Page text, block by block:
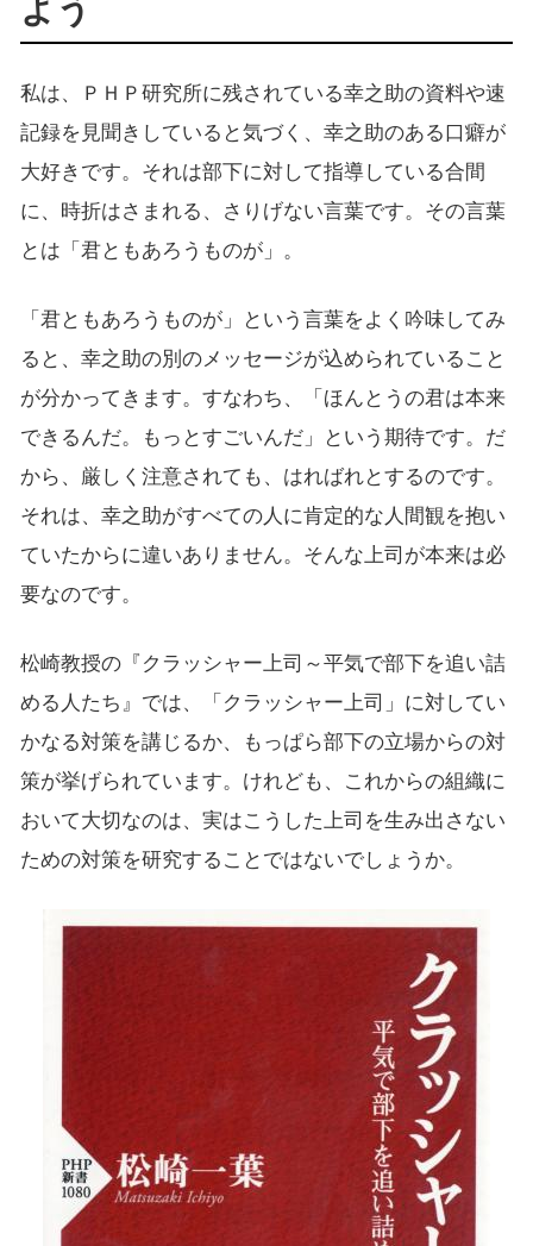
よう
私は、ＰＨＰ研究所に残されている幸之助の資料や速
記録を見聞きしていると気づく、幸之助のある口癖が
大好きです。それは部下に対して指導している合間
に、時折はさまれる、さりげない言葉です。その言葉
とは「君ともあろうものが」。
「君ともあろうものが」という言葉をよく吟味してみ
ると、幸之助の別のメッセージが込められていること
が分かってきます。すなわち、「ほんとうの君は本来
できるんだ。もっとすごいんだ」という期待です。だ
から、厳しく注意されても、はればれとするのです。
それは、幸之助がすべての人に肯定的な人間観を抱い
ていたからに違いありません。そんな上司が本来は必
要なのです。
松崎教授の『クラッシャー上司～平気で部下を追い詰
める人たち』では、「クラッシャー上司」に対してい
かなる対策を講じるか、もっぱら部下の立場からの対
策が挙げられています。けれども、これからの組織に
おいて大切なのは、実はこうした上司を生み出さない
ための対策を研究することではないでしょうか。